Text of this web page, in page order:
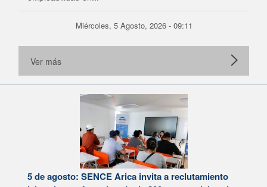
Miércoles, 5 Agosto, 2026 - 09:11
Ver más
5 de agosto: SENCE Arica invita a reclutamiento